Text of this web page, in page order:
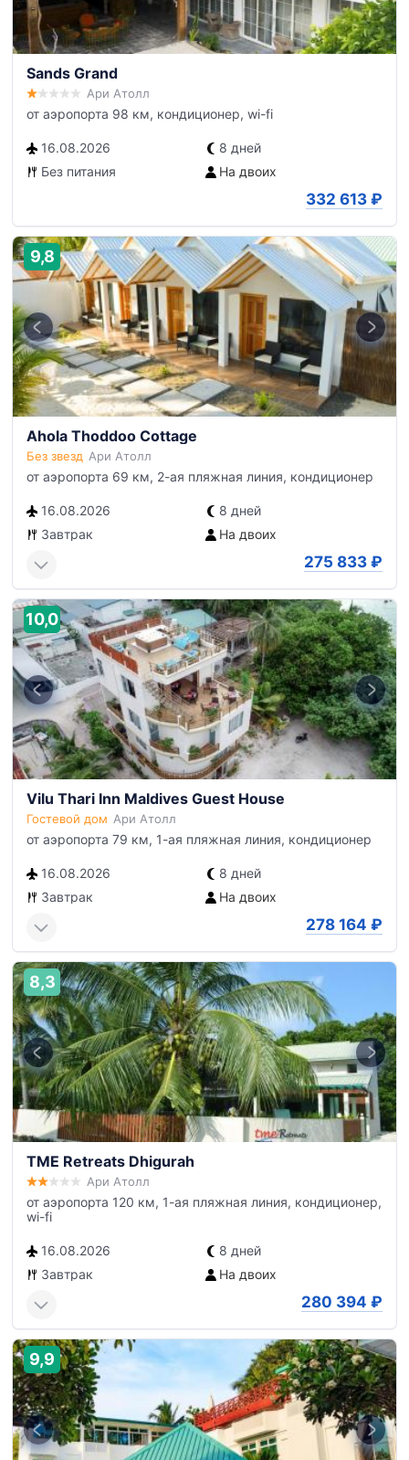
Sands Grand
Ари Атолл
от аэропорта 98 км, кондиционер, wi-fi
16.08.2026
8 дней
Без питания
На двоих
332 613 ₽
9,8
Ahola Thoddoo Cottage
Без звезд Ари Атолл
от аэропорта 69 км, 2-ая пляжная линия, кондиционер
16.08.2026
8 дней
Завтрак
На двоих
275 833 ₽
10,0
Vilu Thari Inn Maldives Guest House
Гостевой дом Ари Атолл
от аэропорта 79 км, 1-ая пляжная линия, кондиционер
16.08.2026
8 дней
Завтрак
На двоих
278 164 ₽
8,3
TME Retreats Dhigurah
Ари Атолл
от аэропорта 120 км, 1-ая пляжная линия, кондиционер,
wi-fi
16.08.2026
8 дней
Завтрак
На двоих
280 394 ₽
9,9